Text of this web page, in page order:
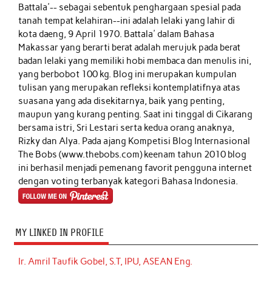
Battala'-- sebagai sebentuk penghargaan spesial pada
tanah tempat kelahiran--ini adalah lelaki yang lahir di
kota daeng, 9 April 1970. Battala' dalam Bahasa
Makassar yang berarti berat adalah merujuk pada berat
badan lelaki yang memiliki hobi membaca dan menulis ini,
yang berbobot 100 kg. Blog ini merupakan kumpulan
tulisan yang merupakan refleksi kontemplatifnya atas
suasana yang ada disekitarnya, baik yang penting,
maupun yang kurang penting. Saat ini tinggal di Cikarang
bersama istri, Sri Lestari serta kedua orang anaknya,
Rizky dan Alya. Pada ajang Kompetisi Blog Internasional
The Bobs (www.thebobs.com) keenam tahun 2010 blog
ini berhasil menjadi pemenang favorit pengguna internet
dengan voting terbanyak kategori Bahasa Indonesia.
MY LINKED IN PROFILE
Ir. Amril Taufik Gobel, S.T, IPU, ASEAN Eng.